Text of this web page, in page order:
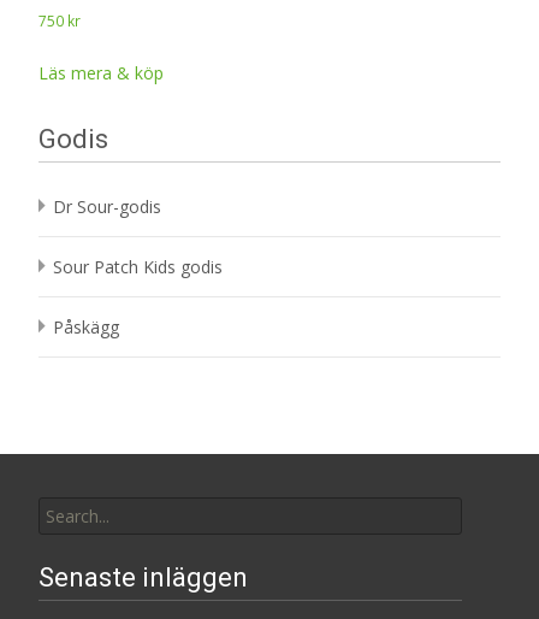
750 kr
Läs mera & köp
Godis
Dr Sour-godis
Sour Patch Kids godis
Påskägg
for:
Senaste inläggen